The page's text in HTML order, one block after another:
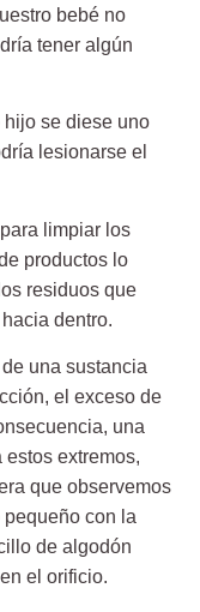
bebé no
tener algún
hijo se diese uno
lesionarse el
limpiar los
productos lo
residuos que
dentro.
una sustancia
el exceso de
una
extremos,
que observemos
con la
de algodón
el orificio.